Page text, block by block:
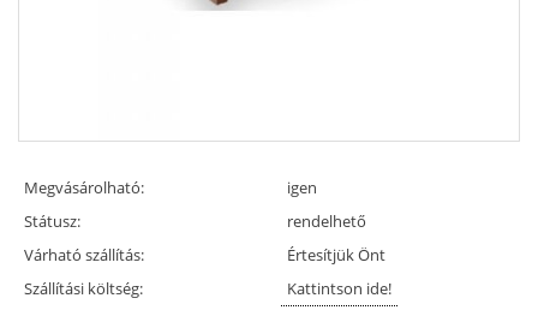
Megvásárolható:
igen
Státusz:
rendelhető
Várható szállítás:
Értesítjük Önt
Szállítási költség:
Kattintson ide!